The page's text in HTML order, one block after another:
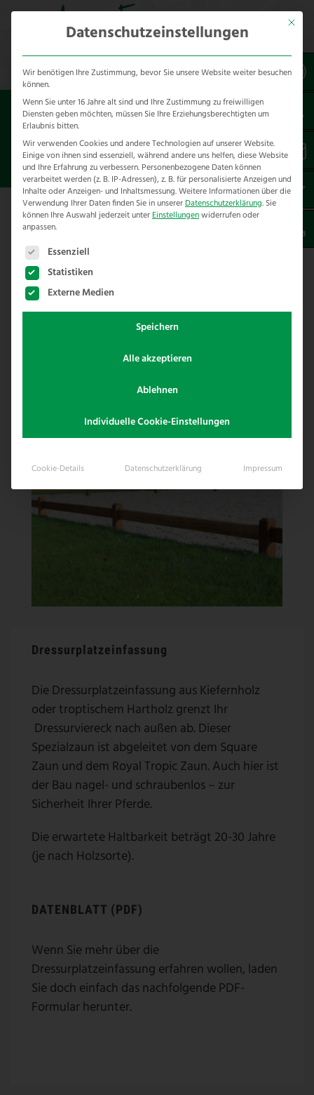
Sie sind hier:Zäune
DRESSURPLATZEINFASSUNG AUS
HOLZ
Diese Dressurplatzeinfassung aus Kiefernholz
oder tropischem Hartholz ist eine schöne und
dauerhafte Lösung für die Abgrenzung Ihres
Dressurvierecks nach außen. Als Ergänzung
Dressurplatzeinfassung
Die Dressurplatzeinfassung aus Kiefernholz
oder troptischem Hartholz grenzt Ihr
Dressurviereck nach außen ab. Dieser
Spezialzaun ist abgeleitet von dem Square
Zaun und dem Royal Tropic Zaun. Auch hier ist
der Bau nagel- und schraubenlos – zur
Sicherheit Ihrer Pferde.
Die erwartete Haltbarkeit beträgt 20-30 Jahre
(je nach Holzsorte).
DATENBLATT (PDF)
Wenn Sie mehr über die
Dressurplatzeinfassung erfahren wollen, laden
Sie doch einfach das nachfolgende PDF-
Formular herunter.
Mit
Datenschutzeinstellungen
Wir benötigen Ihre Zustimmung, bevor Sie unsere Website weiter besuchen
können.
Wenn Sie unter 16 Jahre alt sind und Ihre Zustimmung zu freiwilligen
Diensten geben möchten, müssen Sie Ihre Erziehungsberechtigten um
Erlaubnis bitten.
Wir verwenden Cookies und andere Technologien auf unserer Website.
Einige von ihnen sind essenziell, während andere uns helfen, diese Website
und Ihre Erfahrung zu verbessern. Personenbezogene Daten können
verarbeitet werden (z. B. IP-Adressen), z. B. für personalisierte Anzeigen und
Inhalte oder Anzeigen- und Inhaltsmessung.Weitere Informationen über die
Verwendung Ihrer Daten finden Sie in unsererDatenschutzerklärung. Sie
können Ihre Auswahl jederzeit unterEinstellungenwiderrufen oder
anpassen.
Es folgt eine Liste der Service-Gruppen, für die eine
Essenziell
Statistiken
Externe Medien
Speichern
Alle akzeptieren
Ablehnen
Individuelle Cookie-Einstellungen
Cookie-Details Datenschutzerklärung Impressum